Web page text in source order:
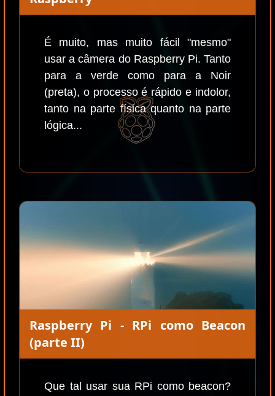
É muito, mas muito fácil "mesmo"
usar a câmera do Raspberry Pi. Tanto
para a verde como para a Noir
(preta), o processo é rápido e indolor,
tanto na parte física quanto na parte
lógica...
Raspberry Pi - RPi como Beacon
(parte II)
Que tal usar sua RPi como beacon?